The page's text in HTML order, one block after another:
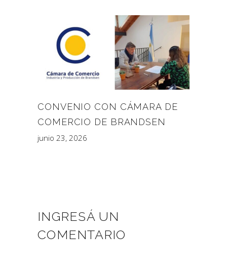
CONVENIO CON CÁMARA DE
COMERCIO DE BRANDSEN
junio 23, 2026
INGRESÁ UN
COMENTARIO